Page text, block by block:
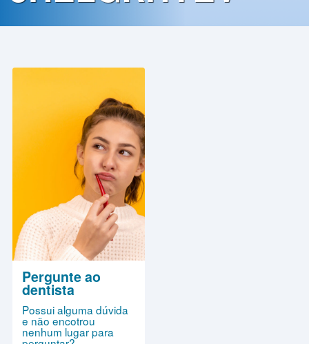
de
Pergunte ao
dentista
Possui alguma dúvida
e não encotrou
nenhum lugar para